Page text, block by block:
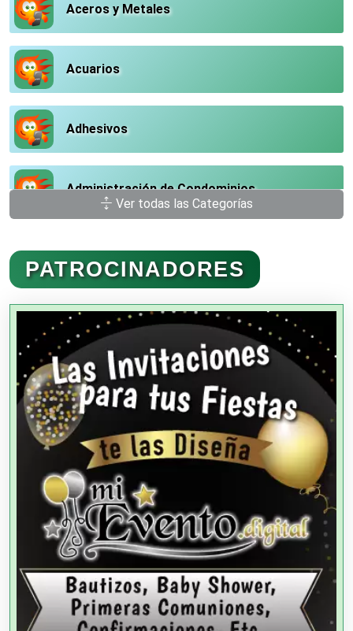
Aceros y Metales
Acuarios
Adhesivos
Administración de Condominios
Administración de Empresas
Agencias Aduanales
Agencias de Autos
Agencias de Cobranza
Agencias de Colocación
Agencias de Modelos
Agencias de Publicidad
Ver todas las Categorías
PATROCINADORES